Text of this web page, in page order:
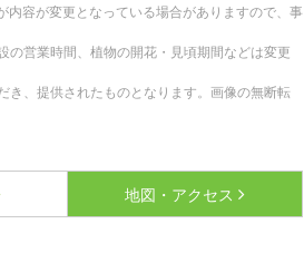
容が変更となっている場合がありますので、事
営業時間、植物の開花・見頃期間などは変更
、提供されたものとなります。画像の無断転
地図・アクセス